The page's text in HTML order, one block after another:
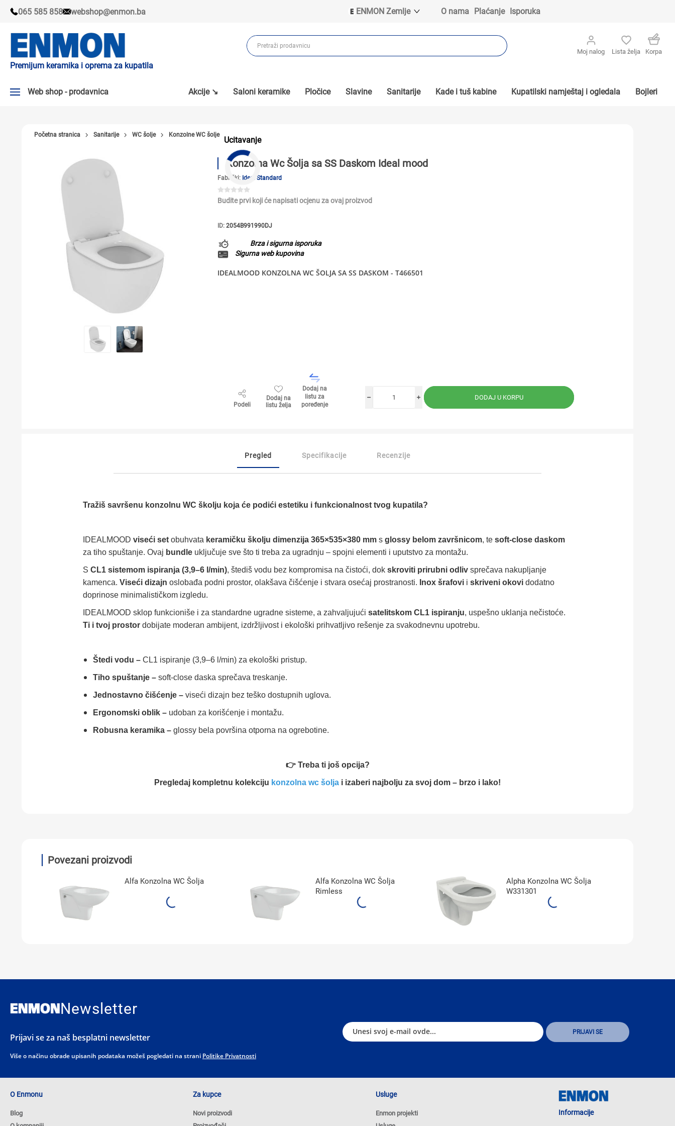
065 585 858 webshop@enmon.ba
ENMON Zemlje
ENMON BIH
ENMON MKD
O nama Plaćanje Isporuka
Premijum keramika i oprema za kupatila
Moj nalog Lista želja Korpa
Web shop - prodavnica
KADE I TUŠ KABINE
SANITARIJE
BOJLERI
LAJSNE ZA PLOČICE
Akcije ↘ Saloni keramike Pločice Slavine Sanitarije Kade i tuš kabine Kupatilski namještaj i ogledala Bojleri
Ucitavanje
Početna stranica Sanitarije WC šolje Konzolne WC šolje
Konzolna Wc Šolja sa SS Daskom Ideal mood
Fabrički: Ideal Standard
Budite prvi koji će napisati ocjenu za ovaj proizvod
ID: 2054B991990DJ
Brza i sigurna isporuka
Sigurna web kupovina
IDEALMOOD KONZOLNA WC ŠOLJA SA SS DASKOM - T466501
Podeli
Dodaj na
listu želja
Dodaj na
listu za
poređenje
i
h
Pregled Specifikacije Recenzije
Tražiš savršenu konzolnu WC školju koja će podići estetiku i funkcionalnost tvog kupatila?
IDEALMOOD viseći setobuhvata keramičku školju dimenzija 365×535×380 mms glossy belom završnicom, te soft-close daskom
za tiho spuštanje. Ovaj bundleuključuje sve što ti treba za ugradnju – spojni elementi i uputstvo za montažu.
S CL1 sistemom ispiranja (3,9–6 l/min), štediš vodu bez kompromisa na čistoći, dok skroviti prirubni odlivsprečava nakupljanje
kamenca. Viseći dizajn oslobađa podni prostor, olakšava čišćenje i stvara osećaj prostranosti. Inox šrafovii skriveni okovidodatno
doprinose minimalističkom izgledu.
IDEALMOOD sklop funkcioniše i za standardne ugradne sisteme, a zahvaljujući satelitskom CL1 ispiranju, uspešno uklanja nečistoće.
Ti i tvoj prostordobijate moderan ambijent, izdržljivost i ekološki prihvatljivo rešenje za svakodnevnu upotrebu.
Štedi vodu –CL1 ispiranje (3,9–6 l/min) za ekološki pristup.
Tiho spuštanje –soft-close daska sprečava treskanje.
Jednostavno čišćenje –viseći dizajn bez teško dostupnih uglova.
Ergonomski oblik –udoban za korišćenje i montažu.
Robusna keramika –glossy bela površina otporna na ogrebotine.
👉 Treba ti još opcija?
Pregledaj kompletnu kolekciju konzolna wc šolja i izaberi najbolju za svoj dom – brzo i lako!
Povezani proizvodi
Alfa Konzolna WC Šolja
Alfa Konzolna WC Šolja
Rimless
Alpha Konzolna WC Šolja
W331301
Newsletter
Prijavi se za naš besplatni newsletter
Više o načinu obrade upisanih podataka možeš pogledati na strani Politike Privatnosti
O Enmonu
Blog
Za kupce
Novi proizvodi
Usluge
Enmon projekti
Informacije